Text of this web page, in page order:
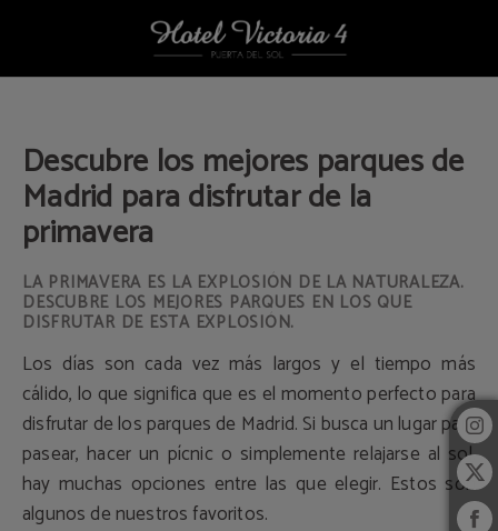
Descubre los mejores parques de
Madrid para disfrutar de la
primavera
LA PRIMAVERA ES LA EXPLOSIÓN DE LA NATURALEZA.
DESCUBRE LOS MEJORES PARQUES EN LOS QUE
DISFRUTAR DE ESTA EXPLOSIÓN.
Los días son cada vez más largos y el tiempo más
cálido, lo que significa que es el momento perfecto para
disfrutar de los parques de Madrid. Si busca un lugar para
pasear, hacer un pícnic o simplemente relajarse al sol,
hay muchas opciones entre las que elegir. Estos son
algunos de nuestros favoritos.